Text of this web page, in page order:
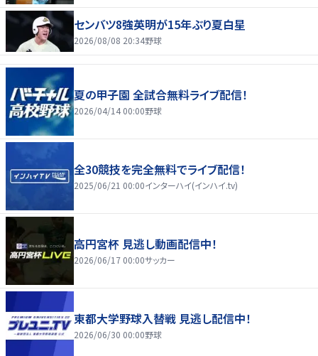
センバツ8強英明が15年ぶり夏白星
2026/08/08 20:34野球
夏の甲子園 全試合無料ライブ配信！
2026/04/14 00:00野球
全30競技を完全無料でライブ配信！
2025/06/21 00:00インターハイ(インハイ.tv)
高円宮杯 見逃し動画配信中！
2026/06/17 00:00サッカー
東都大学野球入替戦 見逃し配信中！
2026/06/30 00:00野球